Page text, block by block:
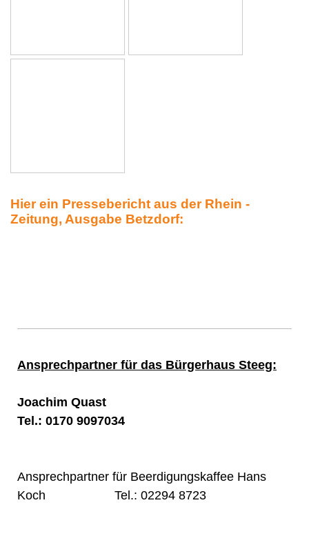
Hier ein Pressebericht aus der Rhein -
Zeitung, Ausgabe Betzdorf:
Ansprechpartner für das Bürgerhaus Steeg:
Joachim Quast
Tel.: 0170 9097034
Ansprechpartner für Beerdigungskaffee Hans
Koch Tel.: 02294 8723